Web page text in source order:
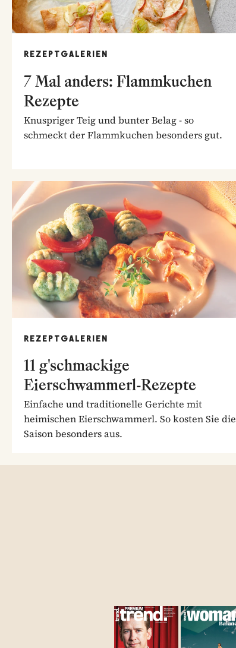
REZEPTGALERIEN
7 Mal anders: Flammkuchen
Rezepte
Knuspriger Teig und bunter Belag - so
schmeckt der Flammkuchen besonders gut.
REZEPTGALERIEN
11 g'schmackige
Eierschwammerl-Rezepte
Einfache und traditionelle Gerichte mit
heimischen Eierschwammerl. So kosten Sie die
Saison besonders aus.